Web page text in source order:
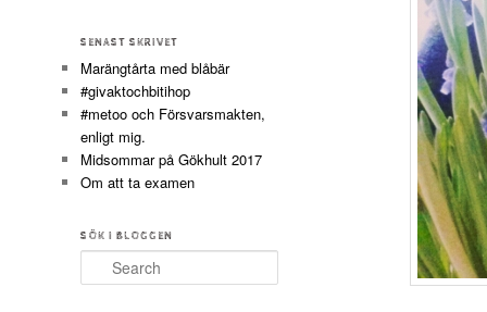
SENAST SKRIVET
Marängtårta med blåbär
#givaktochbitihop
#metoo och Försvarsmakten,
enligt mig.
Midsommar på Gökhult 2017
Om att ta examen
SÖK I BLOGGEN
Search